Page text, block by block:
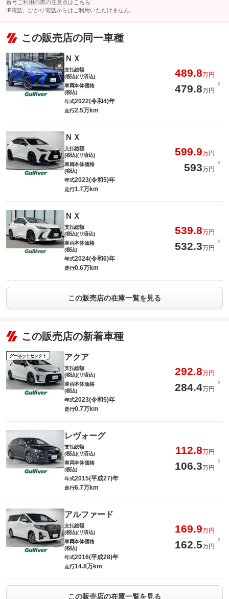
番号ご利用の際の注意点は こちら
IP電話、ひかり電話からはご利用いただけません。
この販売店の同一車種
ＮＸ
支払総額
(税込)(リ済込)
489.8万円
車両本体価格
(税込)
479.8万円
年式2022(令和4)年
走行2.5万km
ＮＸ
支払総額
(税込)(リ済込)
599.9万円
車両本体価格
(税込)
593万円
年式2023(令和5)年
走行1.7万km
ＮＸ
支払総額
(税込)(リ済込)
539.8万円
車両本体価格
(税込)
532.3万円
年式2024(令和6)年
走行0.6万km
この販売店の在庫一覧を見る
この販売店の新着車種
グーネットセレクト アクア
支払総額
(税込)(リ済込)
292.8万円
車両本体価格
(税込)
284.4万円
年式2023(令和5)年
走行0.7万km
レヴォーグ
支払総額
(税込)(リ済込)
112.8万円
車両本体価格
(税込)
106.3万円
年式2015(平成27)年
走行6.7万km
アルファード
支払総額
(税込)(リ済込)
169.9万円
車両本体価格
(税込)
162.5万円
年式2016(平成28)年
走行14.8万km
この販売店の在庫一覧を見る